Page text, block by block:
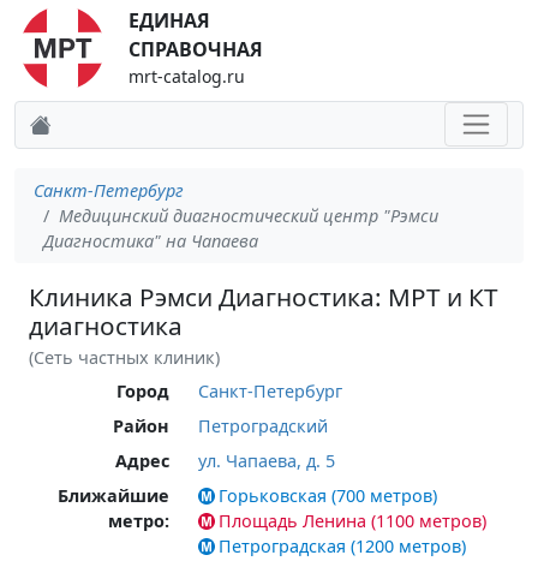
ЕДИНАЯ
СПРАВОЧНАЯ
mrt-catalog.ru
Санкт-Петербург
Медицинский диагностический центр "Рэмси
Диагностика" на Чапаева
Клиника Рэмси Диагностика: МРТ и КТ
диагностика
(Сеть частных клиник)
Город
Санкт-Петербург
Район
Петроградский
Адрес
ул. Чапаева, д. 5
Ближайшие
метро:
Горьковская (700 метров)
Площадь Ленина (1100 метров)
Петроградская (1200 метров)